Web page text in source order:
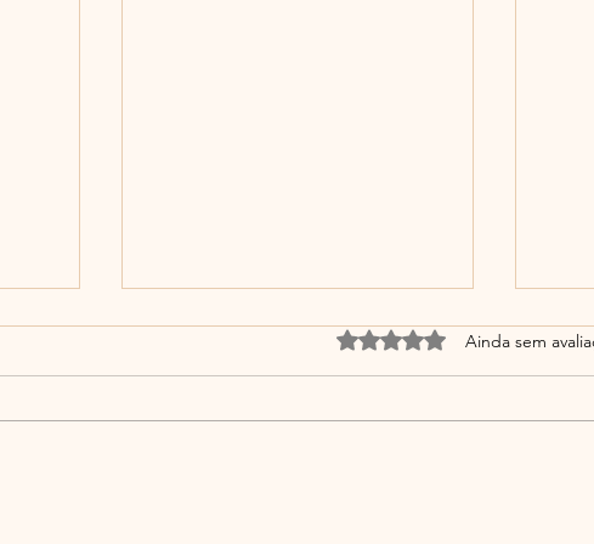
a
Avaliado com 0 de 5
Ainda sem